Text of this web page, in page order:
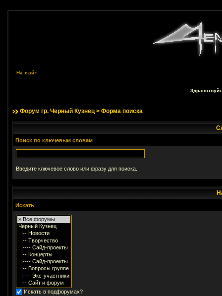
На сайт
Форум гр. Черный Кузнец> Форма поиска
Поиск по ключевым словам
Введите ключевое слово или фразу для поиска.
Искать
Искать в подфорумах?